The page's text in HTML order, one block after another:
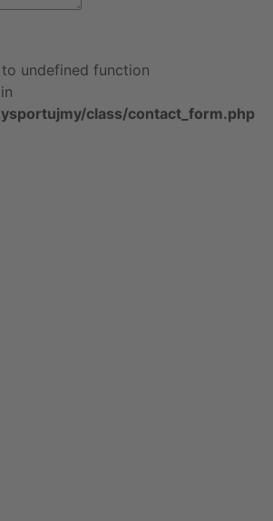
undefined function
class/contact_form.php